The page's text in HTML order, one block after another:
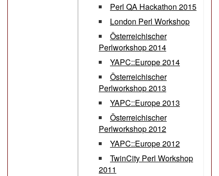
Perl QA Hackathon 2015
London Perl Workshop
Österreichischer
Perlworkshop 2014
YAPC::Europe 2014
Österreichischer
Perlworkshop 2013
YAPC::Europe 2013
Österreichischer
Perlworkshop 2012
YAPC::Europe 2012
TwinCity Perl Workshop
2011